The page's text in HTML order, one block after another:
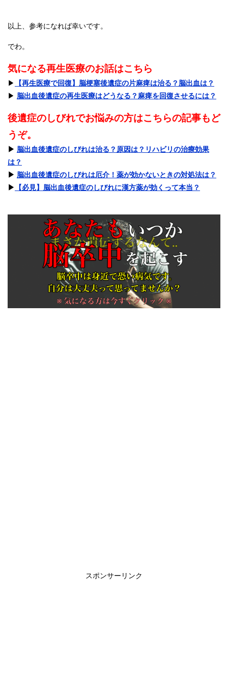
以上、参考になれば幸いです。
でわ。
気になる再生医療のお話はこちら
▶︎
【再生医療で回復】脳梗塞後遺症の片麻痺は治る？脳出血は？
▶︎ 脳出血後遺症の再生医療はどうなる？麻痺を回復させるには？
後遺症のしびれでお悩みの方はこちらの記事もど
うぞ。
▶︎ 脳出血後遺症のしびれは治る？原因は？リハビリの治療効果
は？
▶︎ 脳出血後遺症のしびれは厄介！薬が効かないときの対処法は？
▶︎
【必見】脳出血後遺症のしびれに漢方薬が効くって本当？
スポンサーリンク